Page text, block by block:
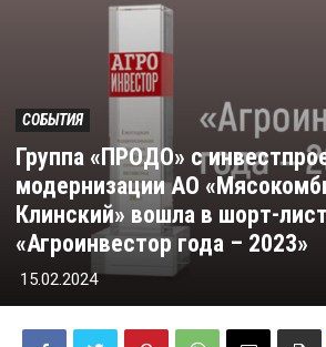
СОБЫТИЯ
Группа «ПРОДО» с
модернизации АО
Клинский» вошла в шорт-
«Агроинвестор года – 2023»
15.02.2024